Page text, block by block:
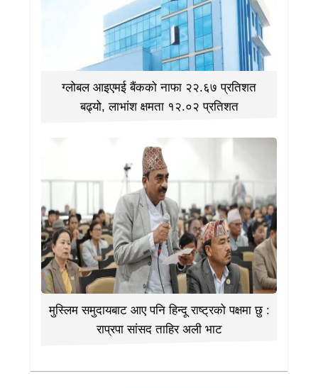
ग्लोबल आइएमई बैंकको नाफा २२.६७ प्रतिशत
बढ्यो, लाभांश क्षमता १२.०२ प्रतिशत
मुस्लिम समुदायबाट आए पनि हिन्दू राष्ट्रको पक्षमा छु :
राप्रपा सांसद ताहिर अली भाट